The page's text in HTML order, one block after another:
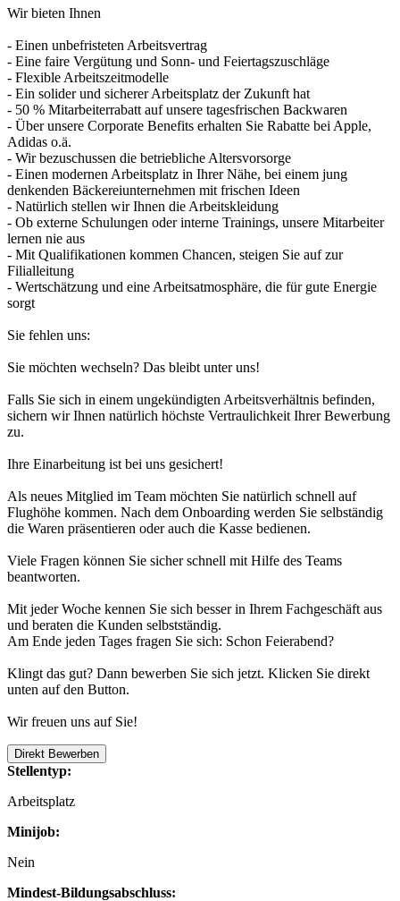
Wir bieten Ihnen
- Einen unbefristeten Arbeitsvertrag
- Eine faire Vergütung und Sonn- und Feiertagszuschläge
- Flexible Arbeitszeitmodelle
- Ein solider und sicherer Arbeitsplatz der Zukunft hat
- 50 % Mitarbeiterrabatt auf unsere tagesfrischen Backwaren
- Über unsere Corporate Benefits erhalten Sie Rabatte bei Apple,
Adidas o.ä.
- Wir bezuschussen die betriebliche Altersvorsorge
- Einen modernen Arbeitsplatz in Ihrer Nähe, bei einem jung
denkenden Bäckereiunternehmen mit frischen Ideen
- Natürlich stellen wir Ihnen die Arbeitskleidung
- Ob externe Schulungen oder interne Trainings, unsere Mitarbeiter
lernen nie aus
- Mit Qualifikationen kommen Chancen, steigen Sie auf zur
Filialleitung
- Wertschätzung und eine Arbeitsatmosphäre, die für gute Energie
sorgt
Sie fehlen uns:
Sie möchten wechseln? Das bleibt unter uns!
Falls Sie sich in einem ungekündigten Arbeitsverhältnis befinden,
sichern wir Ihnen natürlich höchste Vertraulichkeit Ihrer Bewerbung
zu.
Ihre Einarbeitung ist bei uns gesichert!
Als neues Mitglied im Team möchten Sie natürlich schnell auf
Flughöhe kommen. Nach dem Onboarding werden Sie selbständig
die Waren präsentieren oder auch die Kasse bedienen.
Viele Fragen können Sie sicher schnell mit Hilfe des Teams
beantworten.
Mit jeder Woche kennen Sie sich besser in Ihrem Fachgeschäft aus
und beraten die Kunden selbstständig.
Am Ende jeden Tages fragen Sie sich: Schon Feierabend?
Klingt das gut? Dann bewerben Sie sich jetzt. Klicken Sie direkt
unten auf den Button.
Wir freuen uns auf Sie!
Direkt Bewerben
Stellentyp:
Arbeitsplatz
Minijob:
Nein
Mindest-Bildungsabschluss: